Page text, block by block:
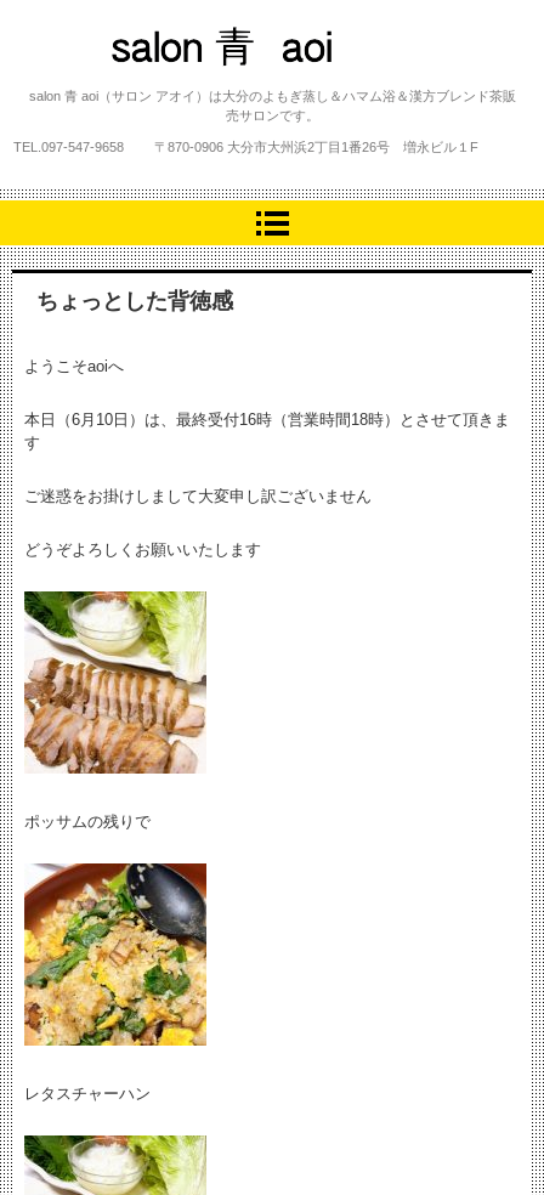
salon 青 aoi
salon 青 aoi（サロン アオイ）は大分のよもぎ蒸し＆ハマム浴＆漢方ブレンド茶販
売サロンです。
TEL. 097-547-9658 〒870-0906 大分市大州浜2丁目1番26号 増永ビル１F
ちょっとした背徳感
ようこそaoiへ
本日（6月10日）は、最終受付16時（営業時間18時）とさせて頂きま
す
ご迷惑をお掛けしまして大変申し訳ございません
どうぞよろしくお願いいたします
ポッサムの残りで
レタスチャーハン